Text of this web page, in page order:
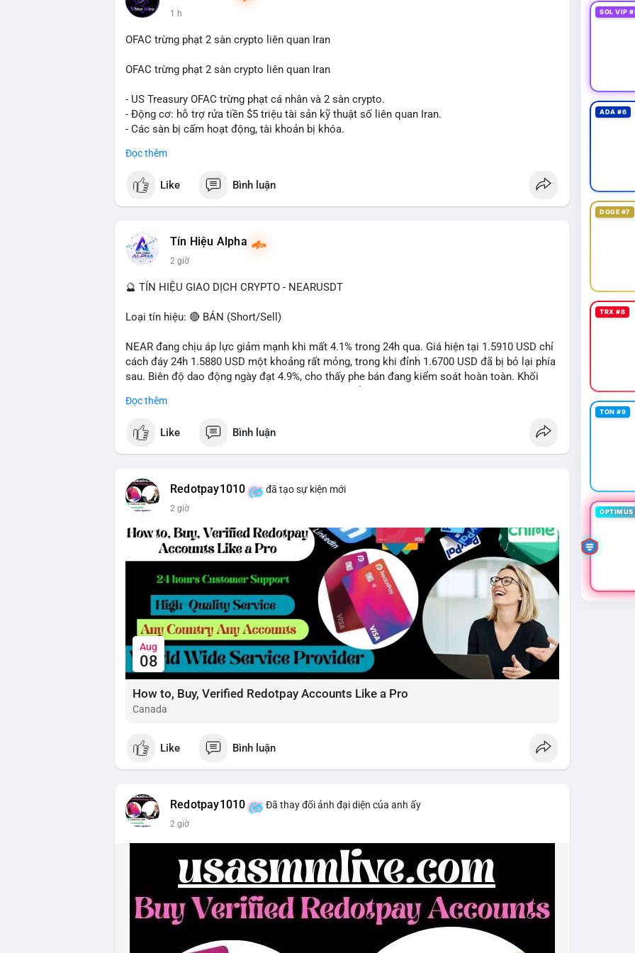
1 h
OFAC trừng phạt 2 sàn crypto liên quan Iran
OFAC trừng phạt 2 sàn crypto liên quan Iran
- US Treasury OFAC trừng phạt cá nhân và 2 sàn crypto.
- Động cơ: hỗ trợ rửa tiền $5 triệu tài sản kỹ thuật số liên quan Iran.
- Các sàn bị cấm hoạt động, tài khoản bị khóa.
$btc $eth
#vlikevn #titanbot
📰 Nguồn: Cointelegraph
Đọc thêm
Like Bình luận
Tín Hiệu Alpha
2 giờ
🔮 TÍN HIỆU GIAO DỊCH CRYPTO - NEARUSDT
Loại tín hiệu: 🔴 BÁN (Short/Sell)
NEAR đang chịu áp lực giảm mạnh khi mất 4.1% trong 24h qua. Giá hiện tại 1.5910 USD chỉ
cách đáy 24h 1.5880 USD một khoảng rất mỏng, trong khi đỉnh 1.6700 USD đã bị bỏ lại phía
sau. Biên độ dao động ngày đạt 4.9%, cho thấy phe bán đang kiểm soát hoàn toàn. Khối
đang tiếp diễn.
Khuyến nghị giao dịch:
- Vùng Entry: 1.5910 - 1.5980
- Cắt lỗ (Stop Loss - SL): 1.6100
Quản trị vốn chặt chẽ, chỉ vào lệnh với rủi ro tối đa 1-2% tài khoản cho mỗi vị thế.
#shortnear #near1.59#bearishnear #selllimit #vlikenear
Đọc thêm
Like Bình luận
Redotpay1010 đã tạo sự kiện mới
2 giờ
Aug
08
How to, Buy, Verified Redotpay Accounts Like a Pro
Canada
Like Bình luận
Redotpay1010 Đã thay đổi ảnh đại diện của anh ấy
2 giờ
SOL VIP
ADA #6
DOGE #7
TRX #8
TON #9
OPTIMUS